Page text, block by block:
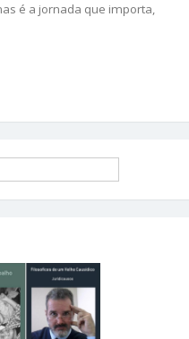
é a jornada que importa,